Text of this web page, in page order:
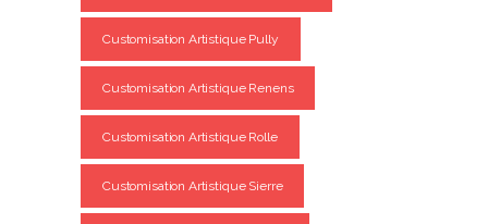
Customisation Artistique Pully
Customisation Artistique Renens
Customisation Artistique Rolle
Customisation Artistique Sierre